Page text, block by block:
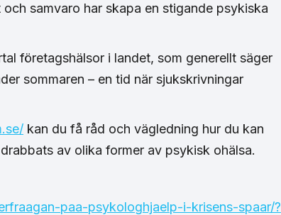
samvaro har skapa en stigande psykiska
företagshälsor i landet, som generellt säger
sommaren – en tid när sjukskrivningar
kan du få råd och vägledning hur du kan
av olika former av psykisk ohälsa.
paa-psykologhjaelp-i-krisens-spaar/?